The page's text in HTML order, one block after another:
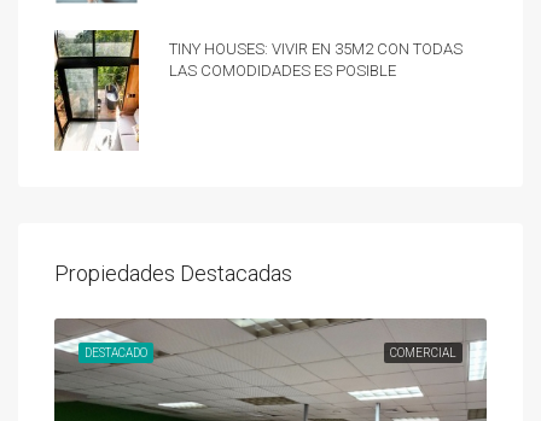
Tiny Houses: vivir en 35m2 con todas
las comodidades es posible
Propiedades Destacadas
COMERCIAL
DESTACADO